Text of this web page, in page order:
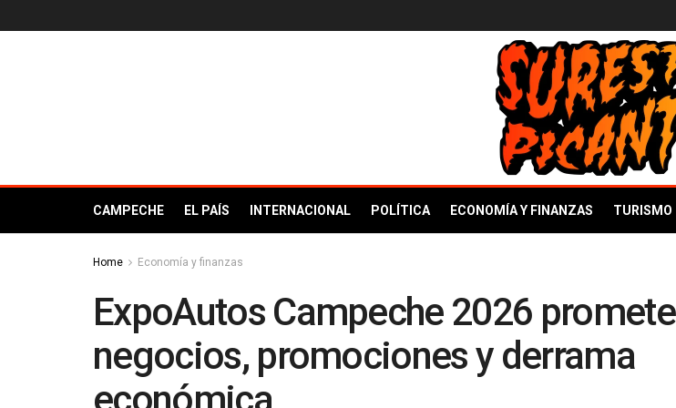
CAMPECHE EL PAÍS INTERNACIONAL POLÍTICA ECONOMÍA Y FINANZAS TURISMO
Home Economía y finanzas
ExpoAutos Campeche 2026 promete
negocios, promociones y derrama